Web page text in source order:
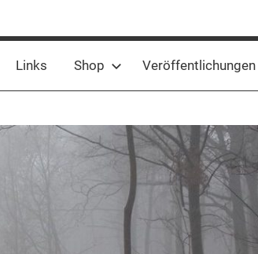
Links Shop Veröffentlichungen